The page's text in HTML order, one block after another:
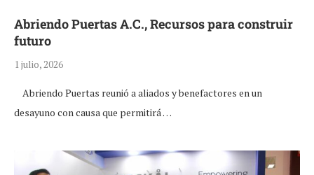
Abriendo Puertas A.C., Recursos para construir
futuro
1 julio, 2026
Abriendo Puertas reunió a aliados y benefactores en un
desayuno con causa que permitirá …